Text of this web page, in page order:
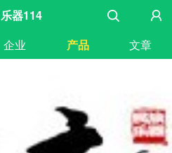
乐器114
企业 产品 文章